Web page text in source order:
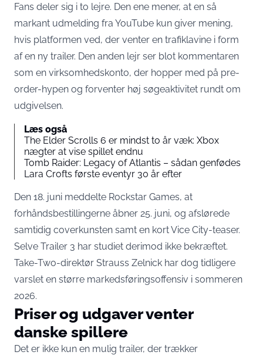
Fans deler sig i to lejre. Den ene mener, at en så
markant udmelding fra YouTube kun giver mening,
hvis platformen ved, der venter en trafiklavine i form
af en ny trailer. Den anden lejr ser blot kommentaren
som en virksomhedskonto, der hopper med på pre-
order-hypen og forventer høj søgeaktivitet rundt om
udgivelsen.
Læs også
The Elder Scrolls 6 er mindst to år væk: Xbox
nægter at vise spillet endnu
Tomb Raider: Legacy of Atlantis – sådan genfødes
Lara Crofts første eventyr 30 år efter
Den 18. juni meddelte Rockstar Games, at
forhåndsbestillingerne åbner 25. juni, og afslørede
samtidig coverkunsten samt en kort Vice City-teaser.
Selve Trailer 3 har studiet derimod ikke bekræftet.
Take-Two-direktør Strauss Zelnick har dog tidligere
varslet en større markedsføringsoffensiv i sommeren
2026.
Priser og udgaver venter
danske spillere
Det er ikke kun en mulig trailer, der trækker